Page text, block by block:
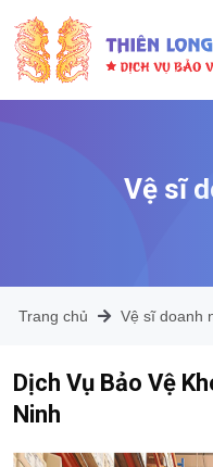
Vệ sĩ
Trang chủ Vệ sĩ doanh
Dịch Vụ Bảo Vệ
Ninh